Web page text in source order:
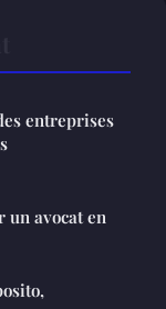
entreprises
avocat en